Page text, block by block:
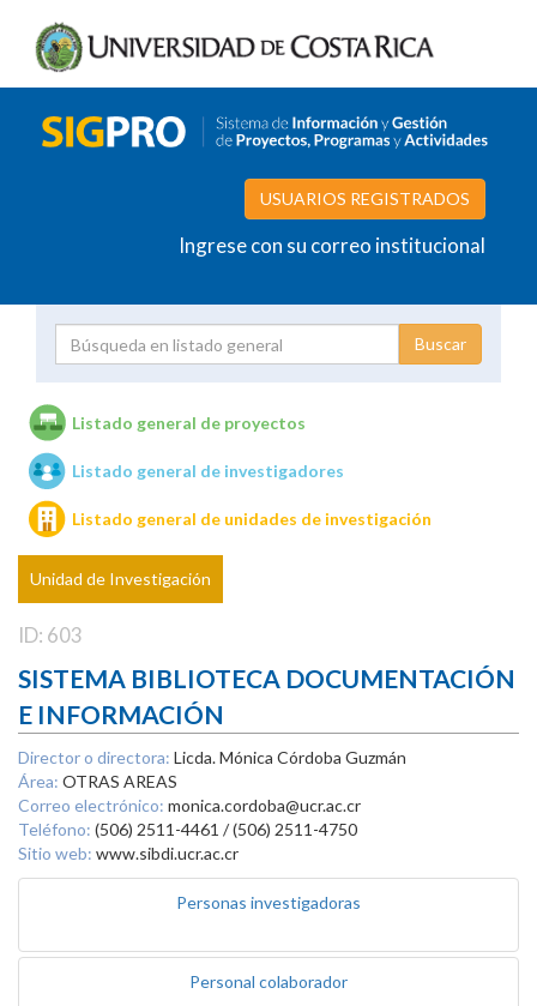
USUARIOS REGISTRADOS
Ingrese con su correo institucional
Unidades de investigación
Listado general de proyectos
Listado general de investigadores
Listado general de unidades de investigación
Unidad de Investigación
ID: 603
SISTEMA BIBLIOTECA DOCUMENTACIÓN
E INFORMACIÓN
Director o directora: Licda. Mónica Córdoba Guzmán
Área: OTRAS AREAS
Correo electrónico: monica.cordoba@ucr.ac.cr
Teléfono: (506) 2511-4461 / (506) 2511-4750
Sitio web: www.sibdi.ucr.ac.cr
Personas investigadoras
Personal colaborador